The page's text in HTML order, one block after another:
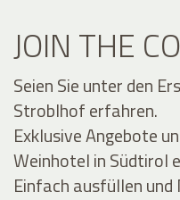
JOIN THE
Seien Sie unter den
Stroblhof erfahren.
Exklusive Angebote
Weinhotel in Südtirol
Einfach ausfüllen